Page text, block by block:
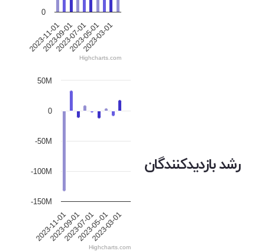
2023-11-01
2023-09-01
2023-07-01
2023-05-01
2023-03-01
0
Highcharts.com
رشد بازدیدکنندگان
2023-11-01
2023-09-01
2023-07-01
2023-05-01
2023-03-01
-150M
-100M
-50M
0
50M
Highcharts.com